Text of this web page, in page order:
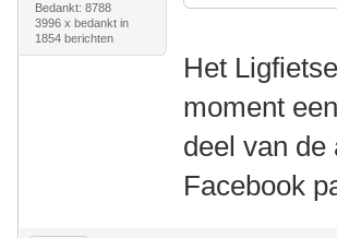
Bedankt: 8788
3996 x bedankt in
1854 berichten
Het
moment
deel van
Facebook